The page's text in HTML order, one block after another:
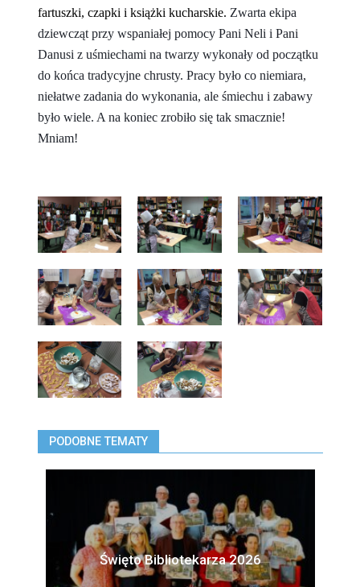
fartuszki, czapki i książki kucharskie. Zwarta ekipa
dziewcząt przy wspaniałej pomocy Pani Neli i Pani
Danusi z uśmiechami na twarzy wykonały od początku
do końca tradycyjne chrusty. Pracy było co niemiara,
niełatwe zadania do wykonania, ale śmiechu i zabawy
było wiele. A na koniec zrobiło się tak smacznie!
Mniam!
PODOBNE TEMATY
Święto Bibliotekarza 2026